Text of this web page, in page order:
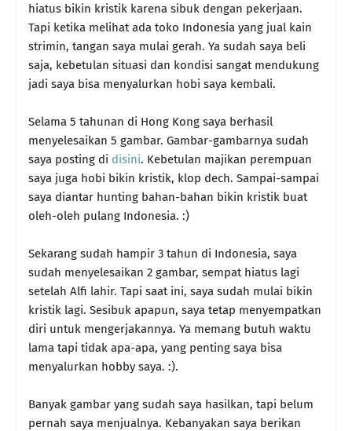
hiatus bikin kristik karena sibuk dengan pekerjaan.
Tapi ketika melihat ada toko Indonesia yang jual kain
strimin, tangan saya mulai gerah. Ya sudah saya beli
saja, kebetulan situasi dan kondisi sangat mendukung
jadi saya bisa menyalurkan hobi saya kembali.
Selama 5 tahunan di Hong Kong saya berhasil
menyelesaikan 5 gambar. Gambar-gambarnya sudah
saya posting di disini. Kebetulan majikan perempuan
saya juga hobi bikin kristik, klop dech. Sampai-sampai
saya diantar hunting bahan-bahan bikin kristik buat
oleh-oleh pulang Indonesia. :)
Sekarang sudah hampir 3 tahun di Indonesia, saya
sudah menyelesaikan 2 gambar, sempat hiatus lagi
setelah Alfi lahir. Tapi saat ini, saya sudah mulai bikin
kristik lagi. Sesibuk apapun, saya tetap menyempatkan
diri untuk mengerjakannya. Ya memang butuh waktu
lama tapi tidak apa-apa, yang penting saya bisa
menyalurkan hobby saya. :).
Banyak gambar yang sudah saya hasilkan, tapi belum
pernah saya menjualnya. Kebanyakan saya berikan